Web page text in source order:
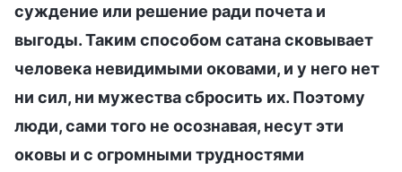
суждение или решение ради почета и
выгоды. Таким способом сатана сковывает
человека невидимыми оковами, и у него нет
ни сил, ни мужества сбросить их. Поэтому
люди, сами того не осознавая, несут эти
оковы и с огромными трудностями